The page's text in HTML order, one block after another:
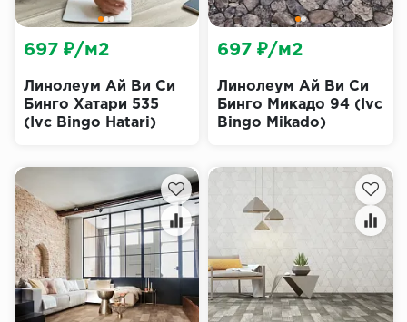
Линолеум Ай Ви Си
Бинго Хатари 535
(Ivc Bingo Hatari)
697 ₽/м2
Линолеум Ай Ви Си
Бинго Микадо 94 (Ivc
Bingo Mikado)
697 ₽/м2